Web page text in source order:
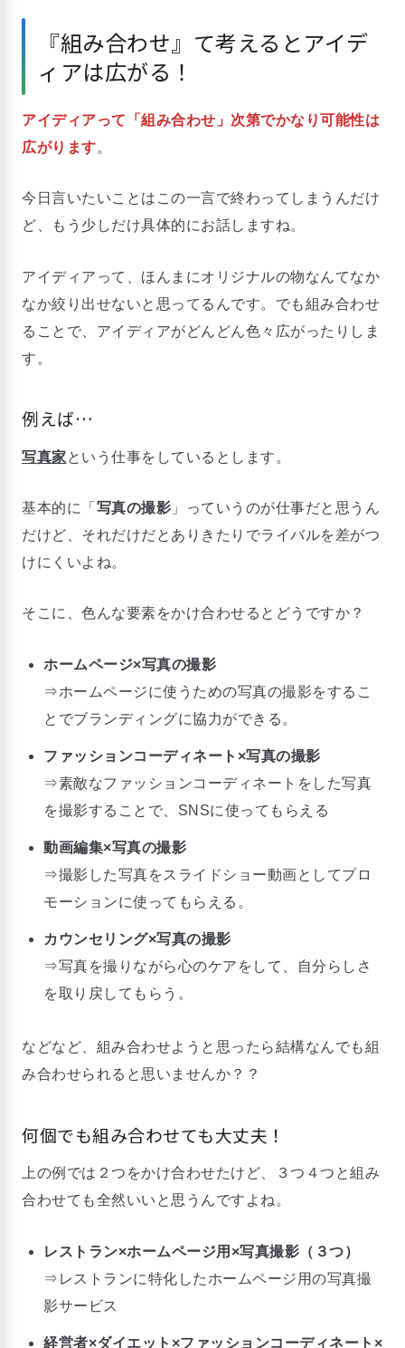
『組み合わせ』て考えるとアイデ
ィアは広がる！
アイディアって「組み合わせ」次第でかなり可能性は
広がります。
今日言いたいことはこの一言で終わってしまうんだけ
ど、もう少しだけ具体的にお話しますね。
アイディアって、ほんまにオリジナルの物なんてなか
なか絞り出せないと思ってるんです。でも組み合わせ
ることで、アイディアがどんどん色々広がったりしま
す。
例えば…
写真家という仕事をしているとします。
基本的に「 写真の撮影 」っていうのが仕事だと思うん
だけど、それだけだとありきたりでライバルを差がつ
けにくいよね。
そこに、色んな要素をかけ合わせるとどうですか？
ホームページ×写真の撮影
⇒ホームページに使うための写真の撮影をするこ
とでブランディングに協力ができる。
ファッションコーディネート×写真の撮影
⇒素敵なファッションコーディネートをした写真
を撮影することで、SNSに使ってもらえる
動画編集×写真の撮影
⇒撮影した写真をスライドショー動画としてプロ
モーションに使ってもらえる。
カウンセリング×写真の撮影
⇒写真を撮りながら心のケアをして、自分らしさ
を取り戻してもらう。
などなど、組み合わせようと思ったら結構なんでも組
み合わせられると思いませんか？？
何個でも組み合わせても大丈夫！
上の例では２つをかけ合わせたけど、３つ４つと組み
合わせても全然いいと思うんですよね。
レストラン×ホームページ用×写真撮影（３つ）
⇒レストランに特化したホームページ用の写真撮
影サービス
経営者×ダイエット×ファッションコーディネート×